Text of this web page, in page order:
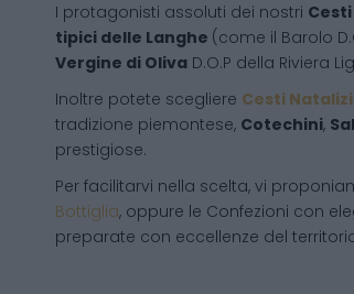
I protagonisti assoluti dei nostri
tipici delle Langhe (come il Barolo
Vergine di Oliva D.O.P della Riviera
Inoltre potete scegliere Cesti Natalizi
tradizione piemontese, Cotechini,
prestigiose.
Per facilitarvi nella scelta, vi
Bottiglia, oppure le Confezioni con
preparate con eccellenze del